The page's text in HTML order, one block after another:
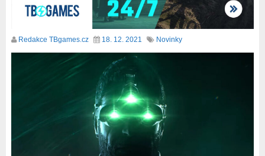
Redakce TBgames.cz 18. 12. 2021 Novinky